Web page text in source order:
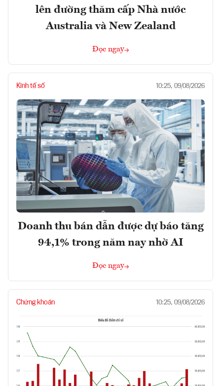
lên đường thăm cấp Nhà nước
Australia và New Zealand
Đọc ngay
Kinh tế số 10:25, 09/08/2026
Doanh thu bán dẫn được dự báo tăng
94,1% trong năm nay nhờ AI
Đọc ngay
Chứng khoán 10:25, 09/08/2026